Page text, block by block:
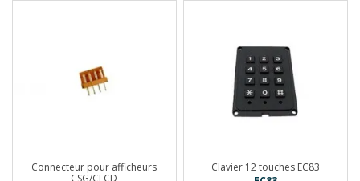
Connecteur pour afficheurs
CSG/CLCD
Clavier 12 touches EC83